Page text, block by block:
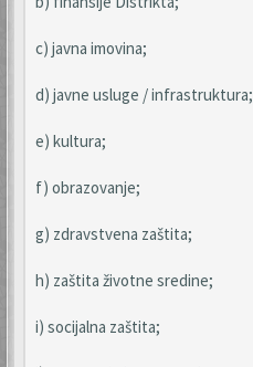
c) javna imovina;
d) javne usluge / infrastruktura;
e) kultura;
f) obrazovanje;
g) zdravstvena zaštita;
h) zaštita životne sredine;
i) socijalna zaštita;